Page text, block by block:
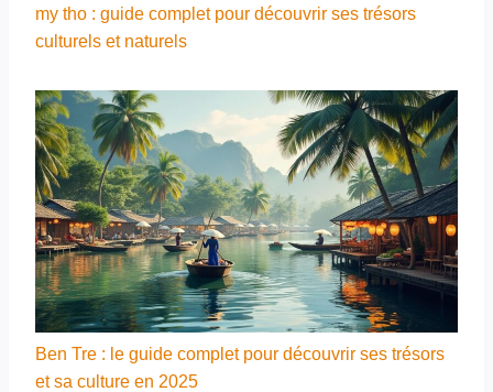
my tho : guide complet pour découvrir ses trésors
culturels et naturels
Ben Tre : le guide complet pour découvrir ses trésors
et sa culture en 2025